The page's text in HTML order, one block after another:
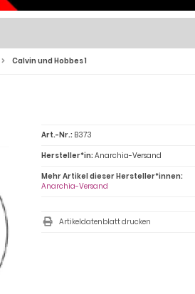
Calvin und Hobbes 1
Art.-Nr.: B373
Hersteller*in:Anarchia-Versand
Mehr Artikel dieser Hersteller*innen:
Anarchia-Versand
Artikeldatenblatt drucken